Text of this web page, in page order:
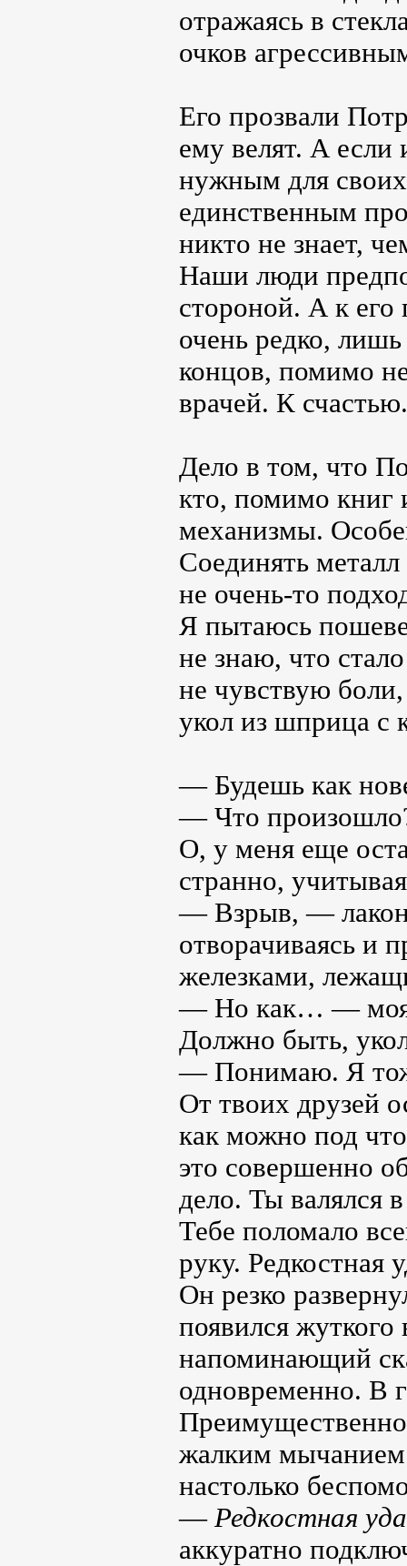
отражаясь в
очков
Его прозвали
ему велят. А если
нужным для
единственным
никто не знает,
Наши люди
стороной. А к
очень редко,
концов, помимо
врачей. К счастью.
Дело в том, что
кто, помимо книг
механизмы.
Соединять
не очень-то
Я пытаюсь
не знаю, что
не чувствую боли,
укол из шприца с
— Будешь как
— Что
О, у меня еще
странно,
— Взрыв, —
отворачиваясь и
железками,
— Но как… — моя
Должно быть,
— Понимаю. Я
От твоих друзей
как можно под
это совершенно
дело. Ты валялся
Тебе поломало
руку. Редкостная
Он резко
появился
напоминающий
одновременно. В
жалким
настолько
—Редкостная
аккуратно